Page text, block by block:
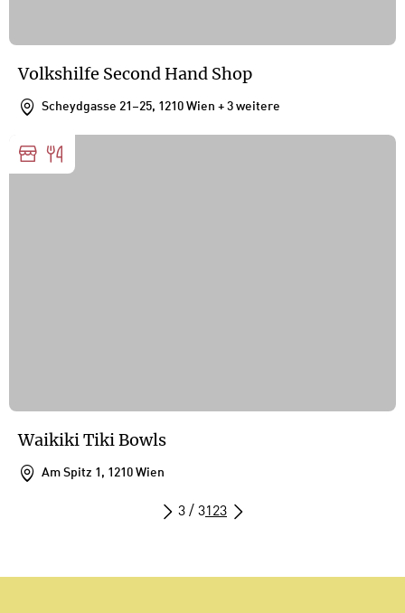
Volkshilfe Second Hand Shop
Scheydgasse 21–25, 1210 Wien + 3 weitere
Waikiki Tiki Bowls
Am Spitz 1, 1210 Wien
3 / 31 23